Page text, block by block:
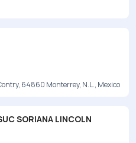
64860 Monterrey, N.L., Mexico
SORIANA LINCOLN